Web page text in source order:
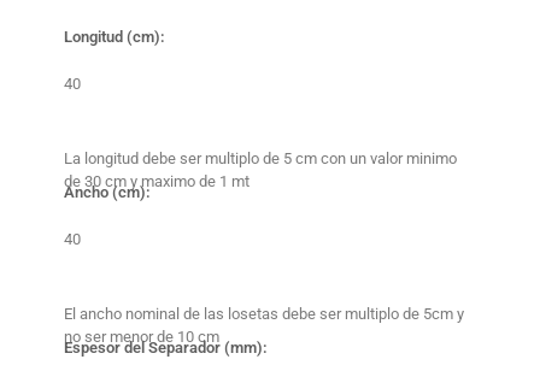
Longitud (cm):
40
La longitud debe ser multiplo de 5 cm con un valor minimo
de 30 cm y maximo de 1 mt
Ancho (cm):
40
El ancho nominal de las losetas debe ser multiplo de 5cm y
no ser menor de 10 cm
Espesor del Separador (mm):